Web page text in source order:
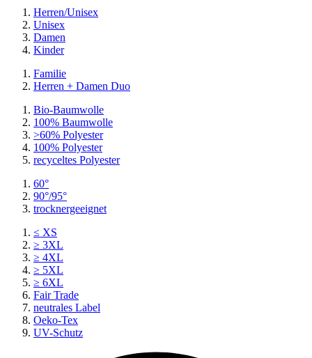
Herren/Unisex
Unisex
Damen
Kinder
Familie
Herren + Damen Duo
Bio-Baumwolle
100% Baumwolle
>60% Polyester
100% Polyester
recyceltes Polyester
60°
90°/95°
trocknergeeignet
≤ XS
≥ 3XL
≥ 4XL
≥ 5XL
≥ 6XL
Fair Trade
neutrales Label
Oeko-Tex
UV-Schutz